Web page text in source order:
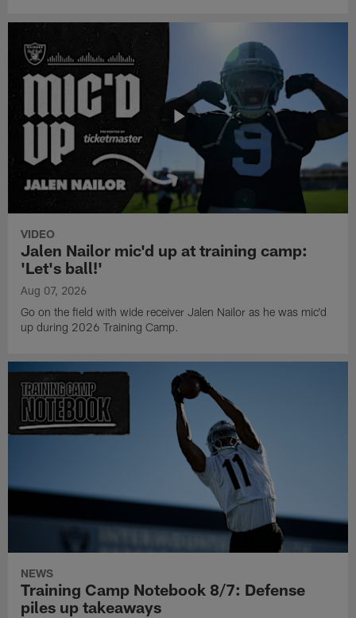
VIDEO
Jalen Nailor mic'd up at training camp:
'Let's ball!'
Aug 07, 2026
Go on the field with wide receiver Jalen Nailor as he was mic'd
up during 2026 Training Camp.
NEWS
Training Camp Notebook 8/7: Defense
piles up takeaways